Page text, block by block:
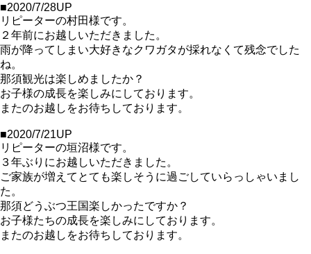
■2020/7/28UP
リピーターの村田様です。
２年前にお越しいただきました。
雨が降ってしまい大好きなクワガタが採れなくて残念でした
ね。
那須観光は楽しめましたか？
お子様の成長を楽しみにしております。
またのお越しをお待ちしております。
■2020/7/21UP
リピーターの垣沼様です。
３年ぶりにお越しいただきました。
ご家族が増えてとても楽しそうに過ごしていらっしゃいまし
た。
那須どうぶつ王国楽しかったですか？
お子様たちの成長を楽しみにしております。
またのお越しをお待ちしております。